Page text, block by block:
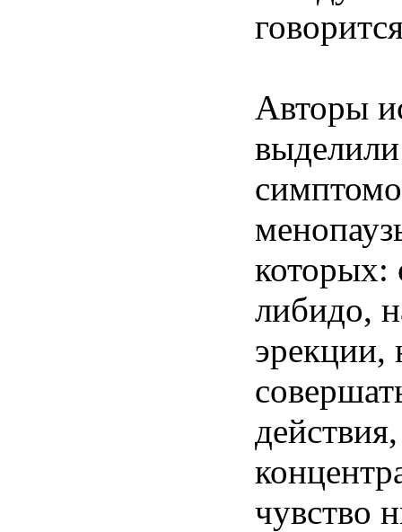
Авторы
которых:
либидо,
эрекции,
чувство